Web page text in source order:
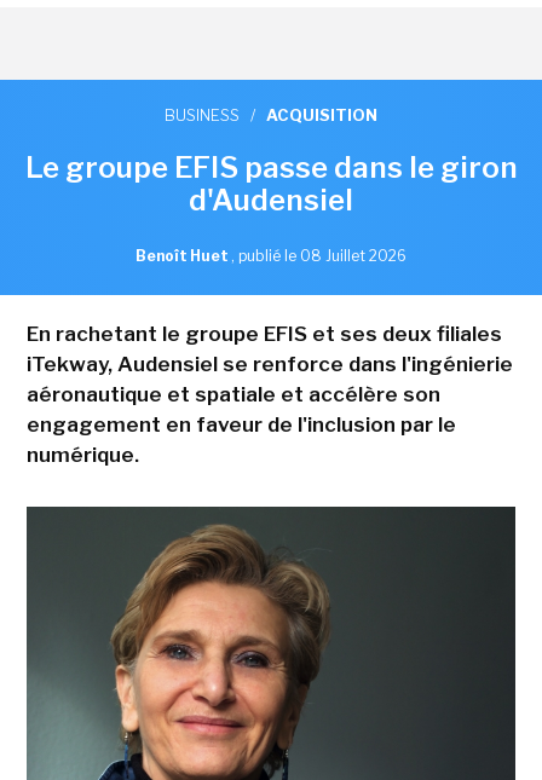
BUSINESS / ACQUISITION
Le groupe EFIS passe dans le giron
d'Audensiel
Benoît Huet , publié le 08 Juillet 2026
En rachetant le groupe EFIS et ses deux filiales
iTekway, Audensiel se renforce dans l'ingénierie
aéronautique et spatiale et accélère son
engagement en faveur de l'inclusion par le
numérique.